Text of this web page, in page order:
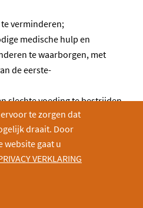
verminderen;
medische hulp en
te waarborgen, met
de eerste-
slechte voeding te bestrijden,
eerste-lijnsgezondheidszorg,
van gemakkelijk
het voorzien in voedsel met
zuiver drinkwater, de gevaren
in aanmerking nemend;
gezondheidszorg voor
te zorgen dat
draait. Door
website gaat u
VERKLARING